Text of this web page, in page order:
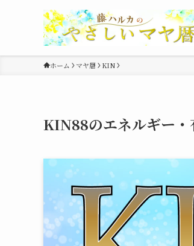
ホーム マヤ暦 KIN
KIN88のエネルギー